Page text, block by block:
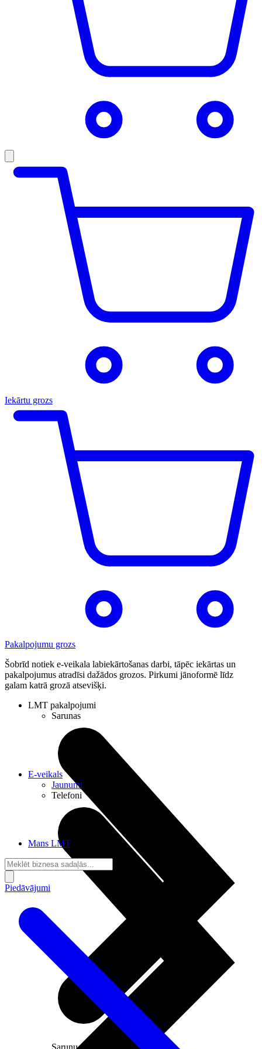
Iekārtu grozs
Pakalpojumu grozs
Šobrīd notiek e-veikala labiekārtošanas darbi, tāpēc iekārtas un
pakalpojumus atradīsi dažādos grozos. Pirkumi jānoformē līdz
galam katrā grozā atsevišķi.
LMT pakalpojumi
Sarunas
Sarunu pieslēgumi
E-veikals
Jaunumi
Telefoni
Mans LMT
Piedāvājumi